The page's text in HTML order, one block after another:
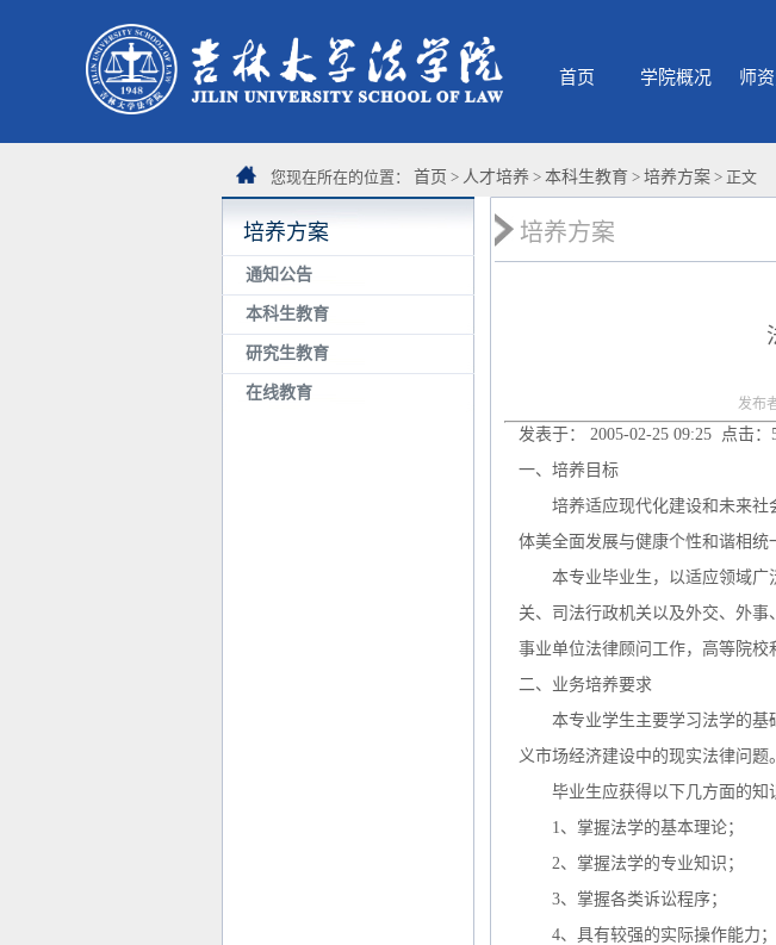
首页 学院概况 师
您现在所在的位置： 首页 > 人才培养 > 本科生教育> 培养方案> 正文
培养方案
通知公告
本科生教育
研究生教育
在线教育
培养方案
发布
发表于： 2005-02-25 09:25 点击：
一、培养目标
培养适应现代化建设和未来社
体美全面发展与健康个性和谐相统
本专业毕业生，以适应领域广
关、司法行政机关以及外交、外
事业单位法律顾问工作，高等院校
二、业务培养要求
本专业学生主要学习法学的基
义市场经济建设中的现实法律问题。
毕业生应获得以下几方面的知
1、掌握法学的基本理论；
2、掌握法学的专业知识；
3、掌握各类诉讼程序；
4、具有较强的实际操作能力；